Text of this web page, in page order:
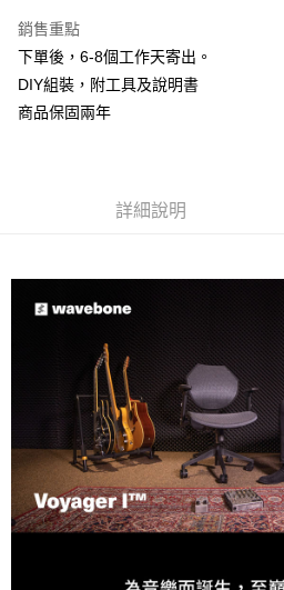
台灣樂天信用卡公司
玉山商業銀行
台新國際商業銀行
全支付
全盈+PAY
AFTEE先享後付是「在收到商品之後才付
３．安心：先確認商品／服務後，再付款。
１．於結帳方式選擇「AFTEE先享後付」
結帳頁面，進行簡訊認證並確認金額後，
２．訂單成立數日內，您將收到繳費通知簡
３．收到繳費通知簡訊後14天內，點擊此
ATM／網路銀行／等多元方式進行付款，
※ 請注意：結帳手續完成當下不需立刻繳
購買商品的店家。未經商家同意取消之訂單
後付繳納相關費用。
※ 交易是否成功請以「AFTEE先享後付 」
是否繳費成功／繳費後需取消欲退款等相
每筆NT$75，滿NT$399(含以上)免運費
銷售重點
下單後，6-8個工作天寄出。
DIY組裝，附工具及說明書
商品保固兩年
詳細說明